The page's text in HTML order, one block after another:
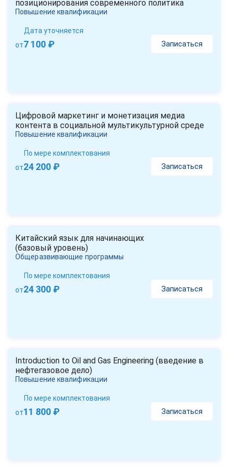
позиционирования современного политика
Повышение квалификации
Дата уточняется
от7 100 ₽ Записаться
Цифровой маркетинг и монетизация медиа
контента в социальной мультикультурной среде
Повышение квалификации
По мере комплектования
от24 200 ₽ Записаться
Китайский язык для начинающих
(базовый уровень)
Общеразвивающие программы
По мере комплектования
от24 300 ₽ Записаться
Introduction to Oil and Gas Engineering (введение в
нефтегазовое дело)
Повышение квалификации
По мере комплектования
от11 800 ₽ Записаться